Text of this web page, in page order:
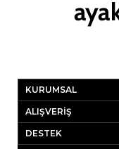
KURUMSAL
ALIŞVERİŞ
DESTEK